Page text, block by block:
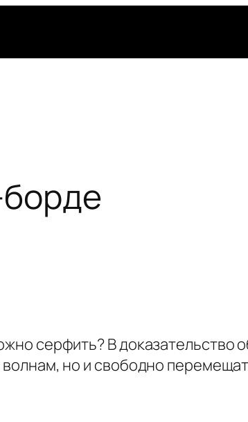
серфить? В доказательство
но и свободно